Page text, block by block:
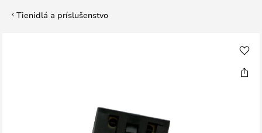
Tienidlá a príslušenstvo